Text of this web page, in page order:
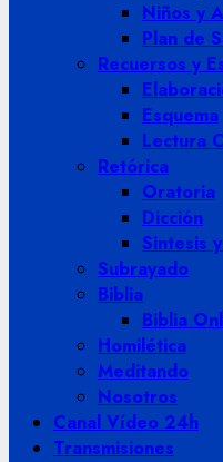
Niños y
Plan de
Recuersos y
Esquema
Lectura
Retórica
Oratoria
Dicción
Sintesis
Subrayado
Biblia
Biblia
Homilética
Meditando
Nosotros
Canal Vídeo 24h
Transmisiones